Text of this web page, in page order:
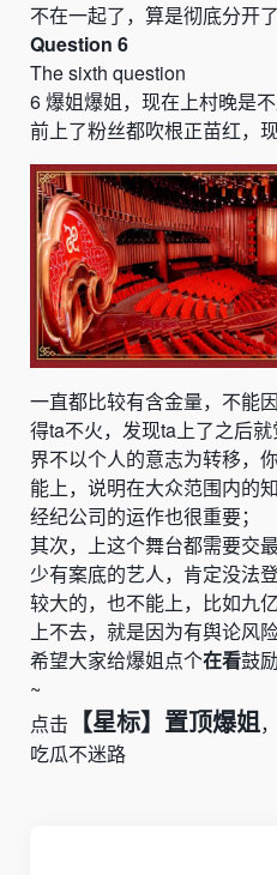
不在一起了，算是彻底分开
Question 6
The sixth question
6爆姐爆姐， 现在上村晚是
前上了粉丝都吹根正苗红，
一直都比较有含金量，不能
得ta不火，发现ta上了之后
界不以个人的意志为转移，
能上，说明在大众范围内的
经纪公司的运作也很重要；
其次，上这个舞台都需要交
少有案底的艺人，肯定没法
较大的，也不能上，比如九
上不去，就是因为有舆论风
希望大家给爆姐点个在看鼓
~
点击
【星标】置顶爆姐
吃瓜不迷路